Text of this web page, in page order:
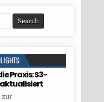
Praxis: S3-
aktualisiert
zur